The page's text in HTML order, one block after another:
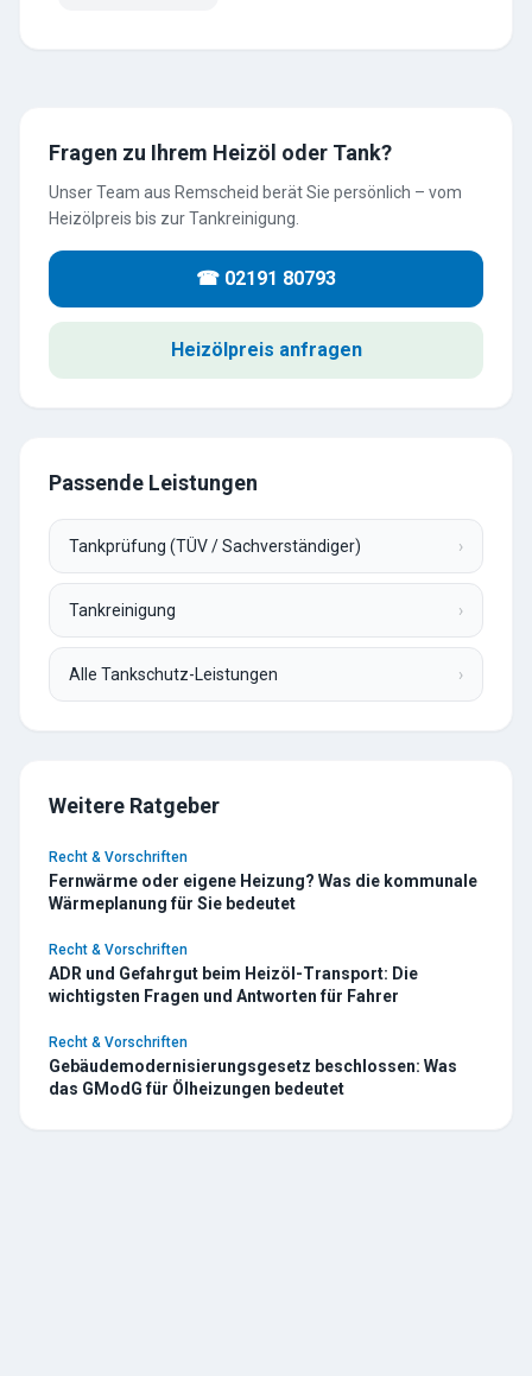
Fragen zu Ihrem Heizöl oder Tank?
Unser Team aus Remscheid berät Sie persönlich – vom
Heizölpreis bis zur Tankreinigung.
☎ 02191 80793
Heizölpreis anfragen
Passende Leistungen
Tankprüfung (TÜV / Sachverständiger) ›
Tankreinigung ›
Alle Tankschutz-Leistungen ›
Weitere Ratgeber
Recht & Vorschriften
Fernwärme oder eigene Heizung? Was die kommunale
Wärmeplanung für Sie bedeutet
Recht & Vorschriften
ADR und Gefahrgut beim Heizöl-Transport: Die
wichtigsten Fragen und Antworten für Fahrer
Recht & Vorschriften
Gebäudemodernisierungsgesetz beschlossen: Was
das GModG für Ölheizungen bedeutet